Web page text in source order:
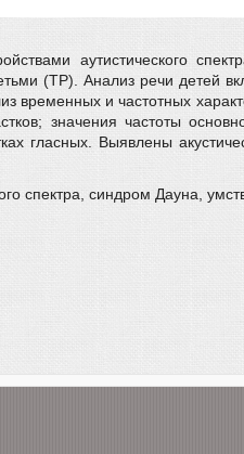
аутистического
(ТР). Анализ речи детей
и частотных
значения частоты
гласных. Выявлены
спектра, синдром Дауна,